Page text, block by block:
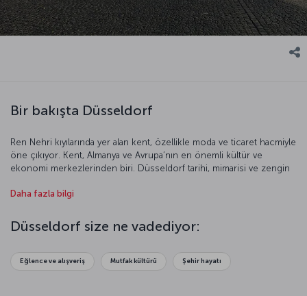
Bir bakışta Düsseldorf
Ren Nehri kıyılarında yer alan kent, özellikle moda ve ticaret hacmiyle
öne çıkıyor. Kent, Almanya ve Avrupa’nın en önemli kültür ve
ekonomi merkezlerinden biri. Düsseldorf tarihi, mimarisi ve zengin
sahipliği yapan Düsseldorf, özellikle yabancı turistler tarafından
da korumayı başarmış görünüyor. Gelin bu etkileyici kente daha
yakından bakalım.
Daha fazla bilgi
Düsseldorf size ne vadediyor:
Eğlence ve alışveriş Mutfak kültürü Şehir hayatı